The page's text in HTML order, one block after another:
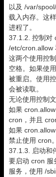
以及 /var/
载入内存。这
进程了。
37.1.2. 控制对
/etc/cron.allow
这两个使用控
空格。如果使
被重启。使用
会被读取。
无论使用控制
如果
cron，并且
如果
禁止使用 cron。
37.1.3. 启动和
要启动 cron 服
服务，使用 /